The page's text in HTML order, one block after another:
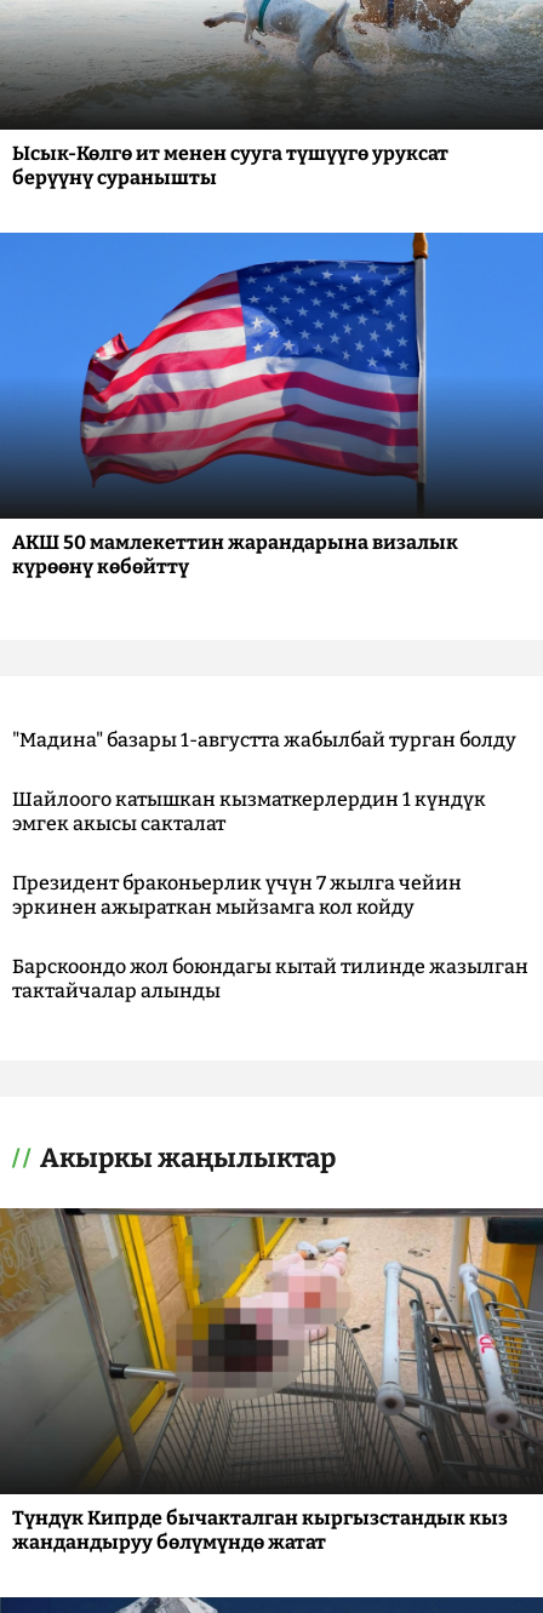
Ысык-Көлгө ит менен сууга түшүүгө уруксат
берүүнү суранышты
АКШ 50 мамлекеттин жарандарына визалык
күрөөнү көбөйттү
"Мадина" базары 1-августта жабылбай турган болду
Шайлоого катышкан кызматкерлердин 1 күндүк
эмгек акысы сакталат
Президент браконьерлик үчүн 7 жылга чейин
эркинен ажыраткан мыйзамга кол койду
Барскоондо жол боюндагы кытай тилинде жазылган
тактайчалар алынды
Акыркы жаңылыктар
Түндүк Кипрде бычакталган кыргызстандык кыз
жандандыруу бөлүмүндө жатат